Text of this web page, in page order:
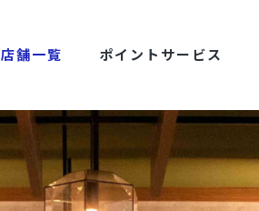
店舗一覧 ポイントサービス